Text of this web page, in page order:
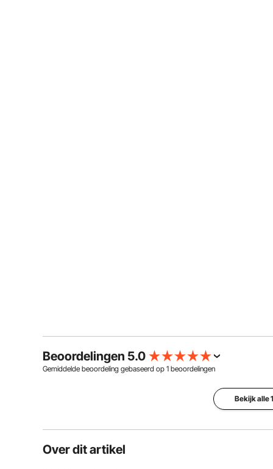
Beoordelingen 5.0
Gemiddelde beoordeling gebaseerd op 1 beoordelingen
Bekijk alle
Over dit artikel